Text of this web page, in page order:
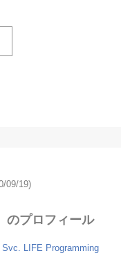
09/19)
のプロフィール
Svc. LIFE Programming